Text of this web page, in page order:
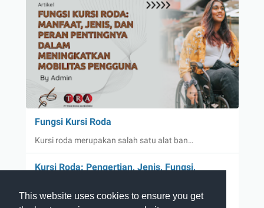
This website uses cookies to ensure you get
Fungsi Kursi Roda
Kursi roda merupakan salah satu alat ban…
Kursi Roda: Pengertian, Jenis, Fungsi,
Kursi roda merupakan salah satu alat bantu